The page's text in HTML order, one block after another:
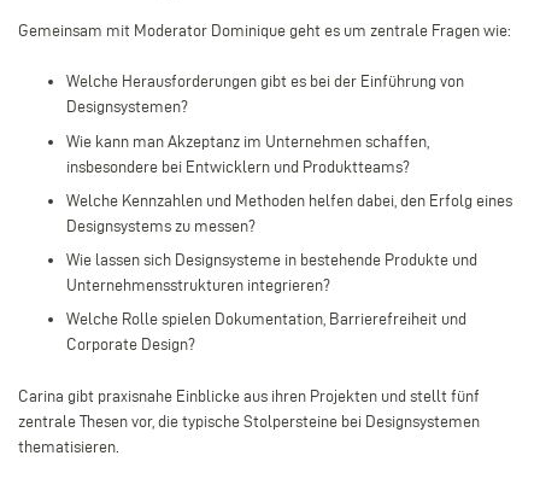
Gemeinsam mit Moderator Dominique geht es um zentrale Fragen wie:
Welche Herausforderungen gibt es bei der Einführung von
Designsystemen?
Wie kann man Akzeptanz im Unternehmen schaffen,
insbesondere bei Entwicklern und Produktteams?
Welche Kennzahlen und Methoden helfen dabei, den Erfolg eines
Designsystems zu messen?
Wie lassen sich Designsysteme in bestehende Produkte und
Unternehmensstrukturen integrieren?
Welche Rolle spielen Dokumentation, Barrierefreiheit und
Corporate Design?
Carina gibt praxisnahe Einblicke aus ihren Projekten und stellt fünf
zentrale Thesen vor, die typische Stolpersteine bei Designsystemen
thematisieren.